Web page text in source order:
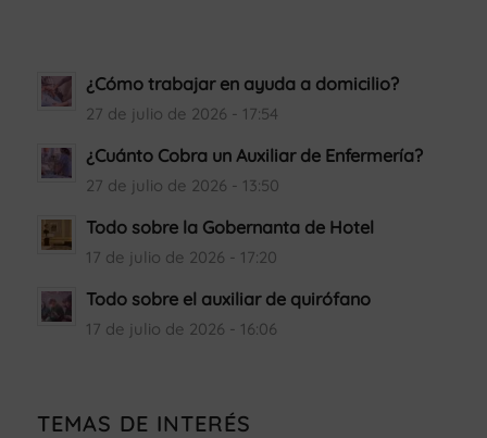
¿Cómo trabajar en ayuda a domicilio?
27 de julio de 2026 - 17:54
¿Cuánto Cobra un Auxiliar de Enfermería?
27 de julio de 2026 - 13:50
Todo sobre la Gobernanta de Hotel
17 de julio de 2026 - 17:20
Todo sobre el auxiliar de quirófano
17 de julio de 2026 - 16:06
TEMAS DE INTERÉS